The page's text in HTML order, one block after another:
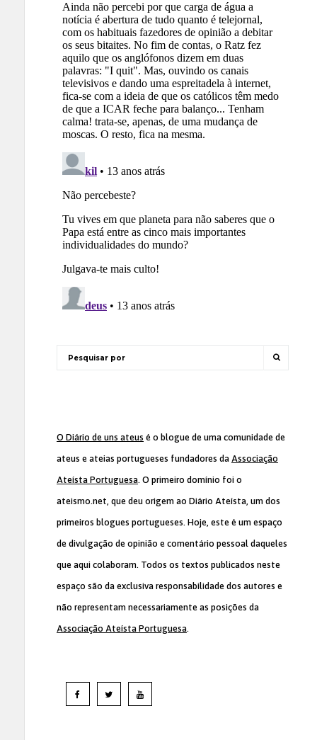
O Diário de uns ateus é o blogue de uma comunidade de
ateus e ateias portugueses fundadores da Associação
Ateísta Portuguesa. O primeiro domínio foi o
ateismo.net, que deu origem ao Diário Ateísta, um dos
primeiros blogues portugueses. Hoje, este é um espaço
de divulgação de opinião e comentário pessoal daqueles
que aqui colaboram. Todos os textos publicados neste
espaço são da exclusiva responsabilidade dos autores e
não representam necessariamente as posições da
Associação Ateísta Portuguesa.